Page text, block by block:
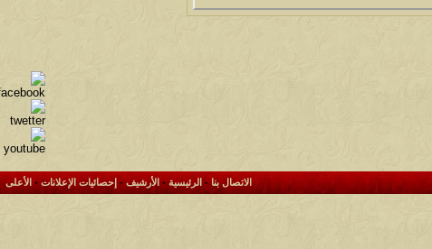
الاتصال بنا- الرئيسية-الأرشيف- إحصائيات الإعلانات- الأعلى